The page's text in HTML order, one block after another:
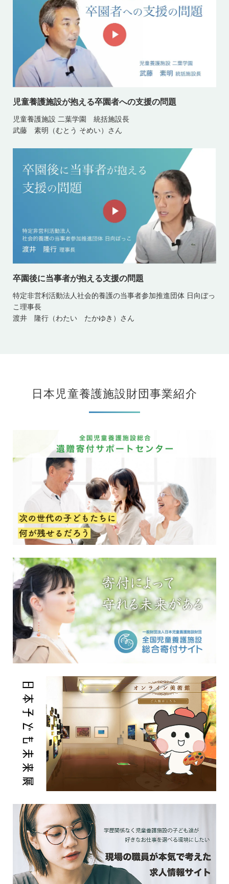
児童養護施設が抱える卒園者への支援の問題
児童養護施設 二葉学園 統括施設長
武藤 素明（むとう そめい）さん
卒園後に当事者が抱える支援の問題
特定非営利活動法人社会的養護の当事者参加推進団体 日向ぼっ
こ理事長
渡井 隆行（わたい たかゆき）さん
日本児童養護施設財団事業紹介